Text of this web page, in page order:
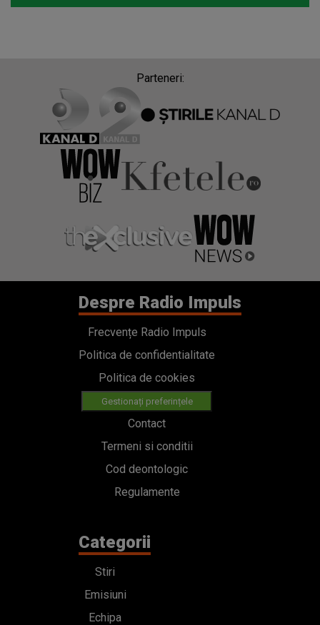
Parteneri:
Despre Radio Impuls
Frecvențe Radio Impuls
Politica de confidentialitate
Politica de cookies
Gestionați preferințele
Contact
Termeni si conditii
Cod deontologic
Regulamente
Categorii
Stiri
Emisiuni
Echipa